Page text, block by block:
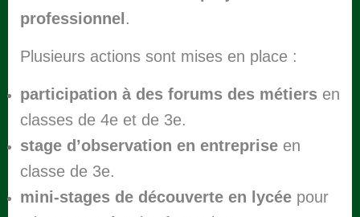
professionnel .
Plusieurs actions sont mises en place :
participation à des forums des métiers en
classes de 4e et de 3e.
stage d’observation en entreprise en
classe de 3e.
mini-stages de découverte en lycée pour